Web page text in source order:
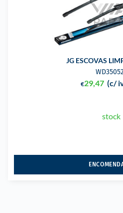
JG ESCOVAS
€29,47 (c/
stock